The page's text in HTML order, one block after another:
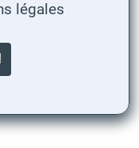
légales